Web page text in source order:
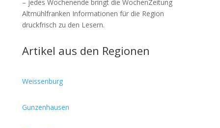
– jedes Wochenende bringt die WochenZeitung
Altmühlfranken Informationen für die Region
druckfrisch zu den Lesern.
Artikel aus den Regionen
Weissenburg
Gunzenhausen